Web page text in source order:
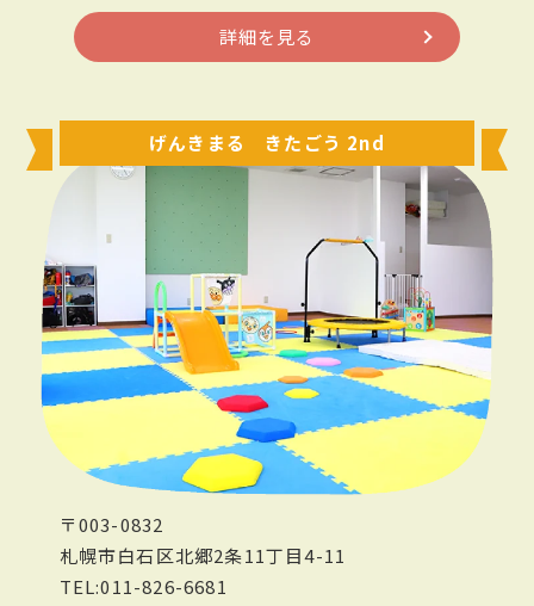
詳細を見る
げんきまる きたごう 2nd
〒003-0832
札幌市白石区北郷2条11丁目4-11
TEL:011-826-6681